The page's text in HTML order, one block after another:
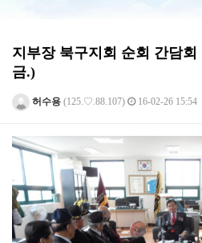
지부장 북구지회 순회 간담회
금.)
허수용 (125.♡.88.107) 16-02-26 15:54
본문